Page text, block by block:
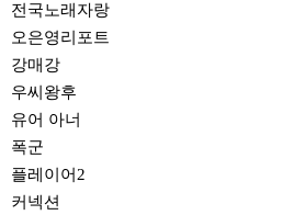
전국노래자랑
오은영리포트
강매강
우씨왕후
유어 아너
폭군
플레이어2
커넥션